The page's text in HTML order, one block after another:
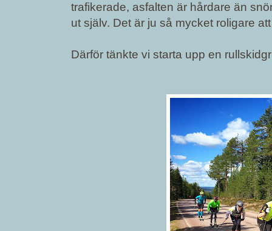
trafikerade, asfalten är hårdare än
ut själv. Det är ju så mycket roligare
Därför tänkte vi starta upp en